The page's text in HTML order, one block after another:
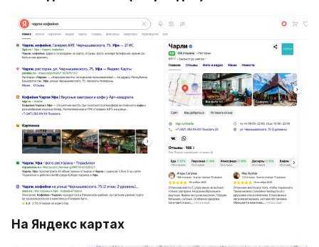
На Яндекс картах